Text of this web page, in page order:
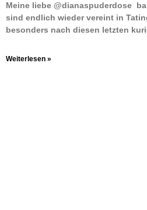
Meine liebe @dianaspuderdose
sind endlich wieder vereint in
besonders nach diesen letzten
Weiterlesen »